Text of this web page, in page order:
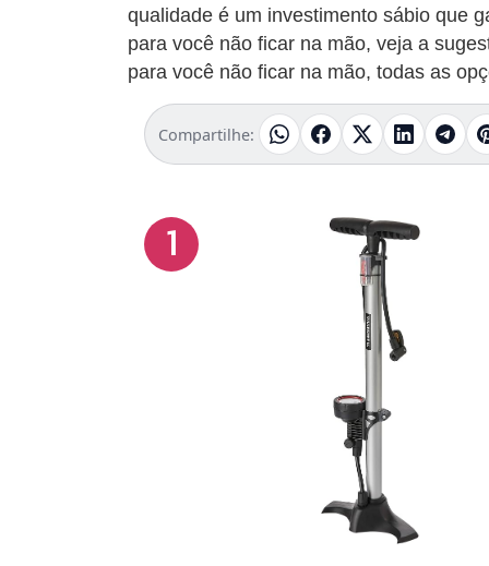
qualidade é um investimento sábio que
para você não ficar na mão, veja a
para você não ficar na mão, todas as
Compartilhe:
1